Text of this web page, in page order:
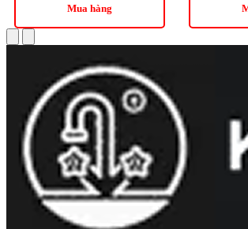
Mua hàng